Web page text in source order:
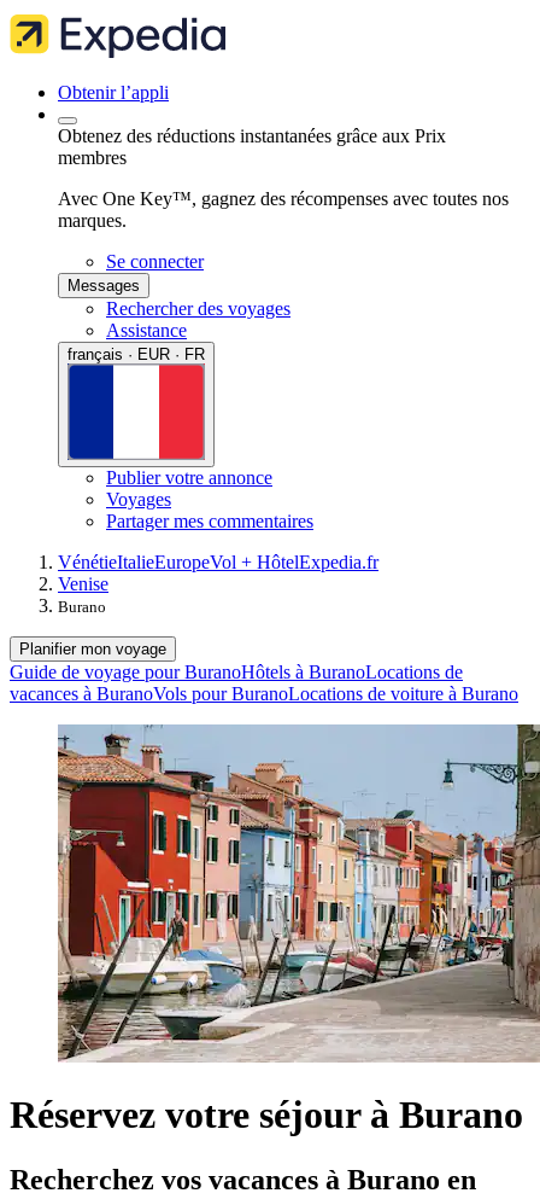
Obtenir l’appli
Obtenez des réductions instantanées grâce aux Prix
membres
Avec One Key™, gagnez des récompenses avec toutes nos
marques.
Se connecter
Messages
Rechercher des voyages
Assistance
français · EUR · FR
Publier votre annonce
Voyages
Partager mes commentaires
VénétieItalieEuropeVol + HôtelExpedia.fr
Venise
Burano
Planifier mon voyage
Guide de voyage pour BuranoHôtels à BuranoLocations de
vacances à BuranoVols pour BuranoLocations de voiture à Burano
Réservez votre séjour à Burano
Recherchez vos vacances à Burano en